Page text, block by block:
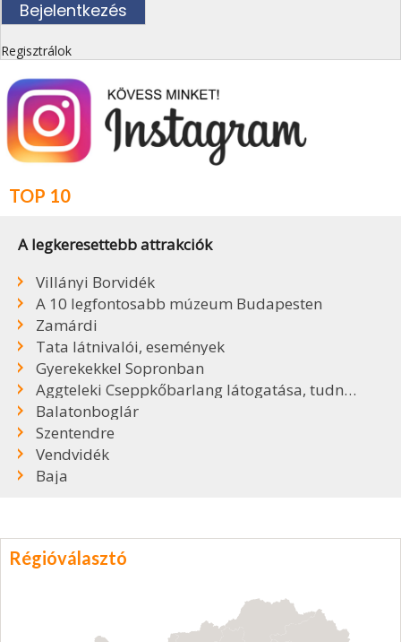
Regisztrálok
TOP 10
A legkeresettebb attrakciók
Villányi Borvidék
A 10 legfontosabb múzeum Budapesten
Zamárdi
Tata látnivalói, események
Gyerekekkel Sopronban
Aggteleki Cseppkőbarlang látogatása, tudnivalók
Balatonboglár
Szentendre
Vendvidék
Baja
Régióválasztó